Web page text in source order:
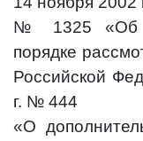
№ 1325 «Об
порядке
Российской
г. № 444
«О